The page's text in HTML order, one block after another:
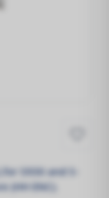
S930 and S-
ENC).